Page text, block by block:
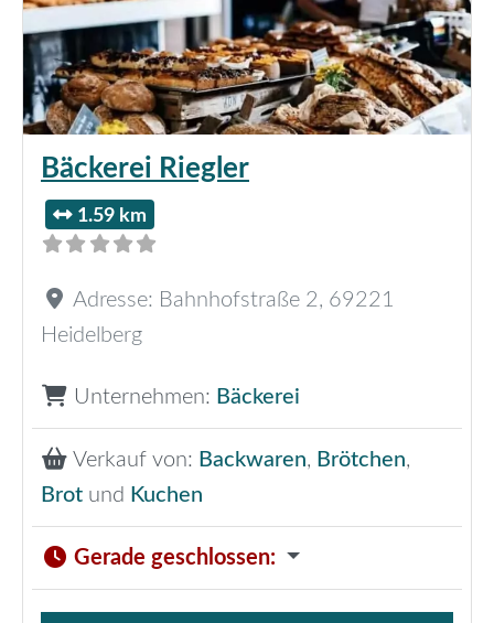
Bäckerei Riegler
1.59 km
Adresse: Bahnhofstraße 2, 69221
Heidelberg
Unternehmen: Bäckerei
Verkauf von: Backwaren, Brötchen,
Brot und Kuchen
Gerade geschlossen: